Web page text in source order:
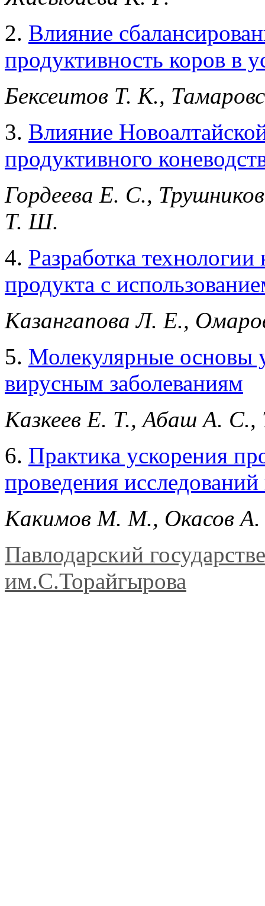
2. Влияние
продуктивность коров в
Бексеитов Т. К.,
3. Влияние
продуктивного
Гордеева Е. С.,
Т. Ш.
4. Разработка
продукта с
Казангапова Л. Е.,
5. Молекулярные основы
вирусным заболеваниям
Казкеев Е. Т., Абаш А.
6. Практика ускорения
проведения исследований
Какимов М. М., Окасов А.
Павлодарский
им.С.Торайгырова